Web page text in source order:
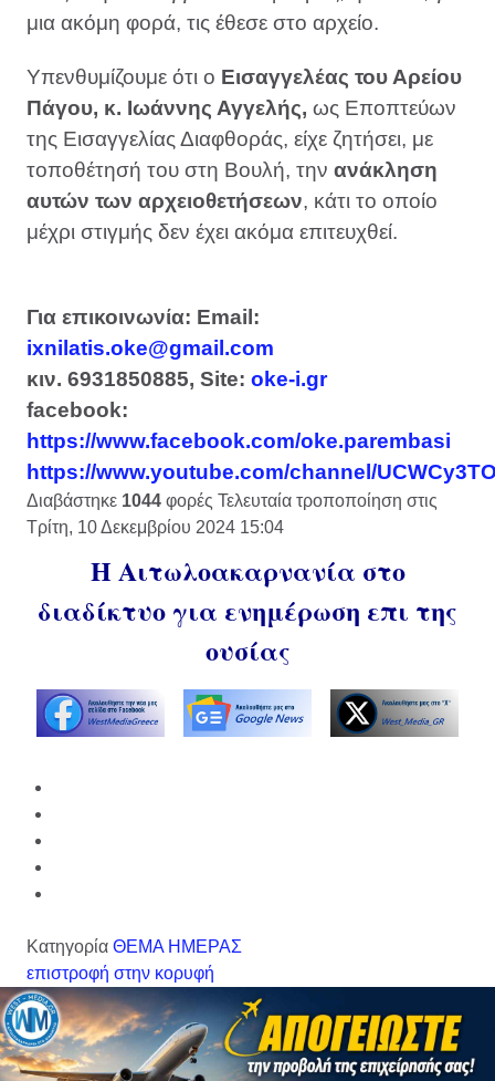
μια ακόμη φορά, τις έθεσε στο αρχείο.
Υπενθυμίζουμε ότι ο Εισαγγελέας του Αρείου
Πάγου, κ. Ιωάννης Αγγελής, ως Εποπτεύων
της Εισαγγελίας Διαφθοράς, είχε ζητήσει, με
τοποθέτησή του στη Βουλή, την ανάκληση
αυτών των αρχειοθετήσεων, κάτι το οποίο
μέχρι στιγμής δεν έχει ακόμα επιτευχθεί.
Για επικοινωνία: Email:
ixnilatis.oke@gmail.com
κιν. 6931850885, Site: oke-i.gr
facebook:
https://www.facebook.com/oke.parembasi
https://www.youtube.com/channel/
Διαβάστηκε 1044 φορές Τελευταία τροποποίηση στις
Τρίτη, 10 Δεκεμβρίου 2024 15:04
Η Αιτωλοακαρνανία στο
διαδίκτυο για ενημέρωση επι της
ουσίας
Κατηγορία ΘΕΜΑ ΗΜΕΡΑΣ
επιστροφή στην κορυφή